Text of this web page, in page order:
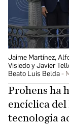
Jaime Martínez,
Visiedo y Javier
Beato Luis Belda
Prohens ha
encíclica del
tecnología